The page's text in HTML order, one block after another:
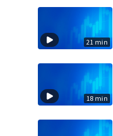
21 min
18 min